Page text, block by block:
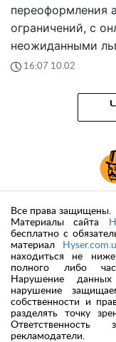
переоформления
ограничений, с
неожиданными
16:07 10.02
Все права защищены.
Материалы сайта
бесплатно с
материал
находиться не
полного либо
Нарушение
нарушение
собственности и
разделять точку
рекламодатели.